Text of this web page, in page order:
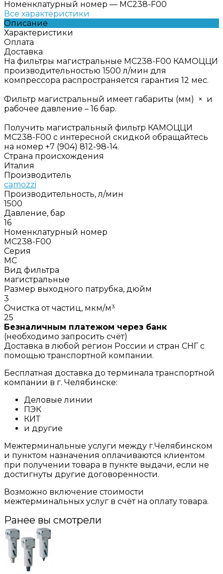
Номенклатурный номер — MC238-F00
Все характеристики
Описание
Характеристики
Оплата
Доставка
На фильтры магистральные MC238-F00 КАМОЦЦИ
производительностью 1500 л/мин для
компрессора распространяется гарантия 12 мес.
Фильтр магистральный имеет габариты (мм) × и
рабочее давление – 16 бар.
Получить магистральный фильтр КАМОЦЦИ
MC238-F00 с интересной скидкой обращайтесь
на номер +7 (904) 812-98-14.
Страна происхождения
Италия
Производитель
camozzi
Производительность, л/мин
1500
Давление, бар
16
Номенклатурный номер
MC238-F00
Серия
MC
Вид фильтра
магистральные
Размер выходного патрубка, дюйм
3
Очистка от частиц, мкм/м³
25
Безналичным платежом через банк
(необходимо запросить счёт)
Доставка в любой регион России и стран СНГ с
помощью транспортной компании.
Бесплатная доставка до терминала транспортной
компании в г. Челябинске:
Деловые линии
ПЭК
КИТ
и другие
Межтерминальные услуги между г.Челябинском
и пунктом назначения оплачиваются клиентом
при получении товара в пункте выдачи, если не
достигнуты другие договоренности.
Возможно включение стоимости
межтерминальных услуг в счёт на оплату товара.
Ранее вы смотрели